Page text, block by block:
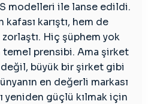
modelleri ile lanse edildi.
karıştı, hem de
zorlaştı. Hiç şüphem yok
temel prensibi. Ama şirket
büyük bir şirket gibi
en değerli markası
yeniden güçlü kılmak için